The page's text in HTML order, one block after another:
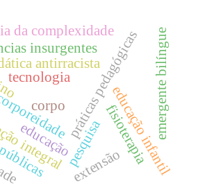
educação
corpo
pesquisa
extensão
práticas pedagógicas
antirracista
insurgentes
educação infantil
integral fisioterapiaemergente bilíngue
da complexidade
tecnologia